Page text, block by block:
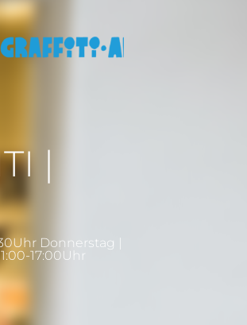
|
Donnerstag |
17:00Uhr